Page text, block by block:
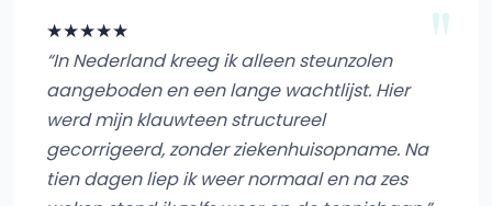
★★★★★
“In Nederland kreeg ik alleen steunzolen
aangeboden en een lange wachtlijst. Hier
werd mijn klauwteen structureel
gecorrigeerd, zonder ziekenhuisopname. Na
tien dagen liep ik weer normaal en na zes